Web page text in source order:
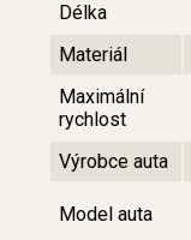
Délka
Materiál
Maximální
rychlost
Výrobce auta
Model auta